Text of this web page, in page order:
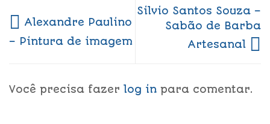
Alexandre Paulino
– Pintura de imagem
Silvio Santos Souza –
Sabão de Barba
Artesanal
Você precisa fazer log in para comentar.